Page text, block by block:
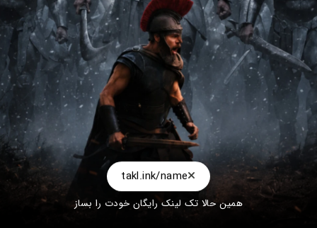
takl.ink/name
همین حالا تک لینک رایگان خودت را بساز